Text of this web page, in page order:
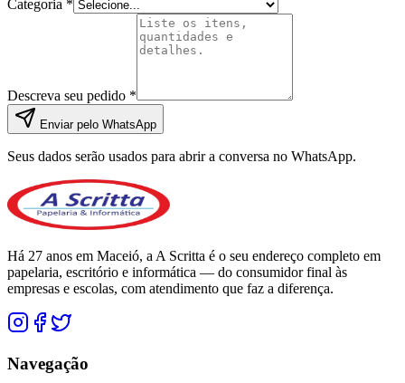
Categoria *
Descreva seu pedido *
Enviar pelo WhatsApp
Seus dados serão usados para abrir a conversa no WhatsApp.
Há 27 anos em Maceió, a A Scritta é o seu endereço completo em
papelaria, escritório e informática — do consumidor final às
empresas e escolas, com atendimento que faz a diferença.
Navegação